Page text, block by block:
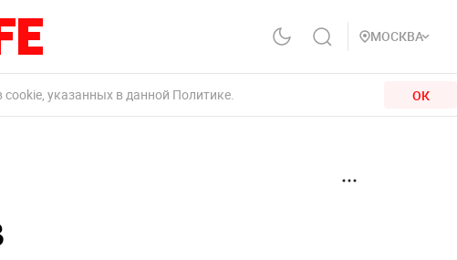
МОСКВА
указанных в данной Политике. ОК